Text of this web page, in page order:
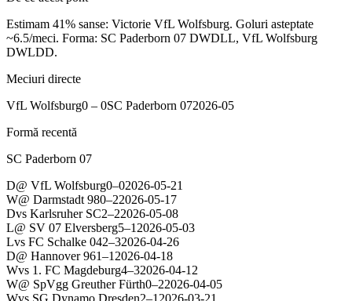
Estimam 41% sanse: Victorie VfL Wolfsburg. Goluri asteptate
~6.5/meci. Forma: SC Paderborn 07 DWDLL, VfL Wolfsburg
DWLDD.
Meciuri directe
VfL Wolfsburg0 – 0SC Paderborn 072026-05
Formă recentă
SC Paderborn 07
D@ VfL Wolfsburg0–02026-05-21
W@ Darmstadt 980–22026-05-17
Dvs Karlsruher SC2–22026-05-08
L@ SV 07 Elversberg5–1 2026-05-03
Lvs FC Schalke 042–32026-04-26
D@ Hannover 961–1 2026-04-18
Wvs 1. FC Magdeburg4–32026-04-12
W@ SpVgg Greuther Fürth0–22026-04-05
Wvs SG Dynamo Dresden2–1 2026-03-21